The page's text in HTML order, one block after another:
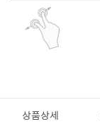
상품상세